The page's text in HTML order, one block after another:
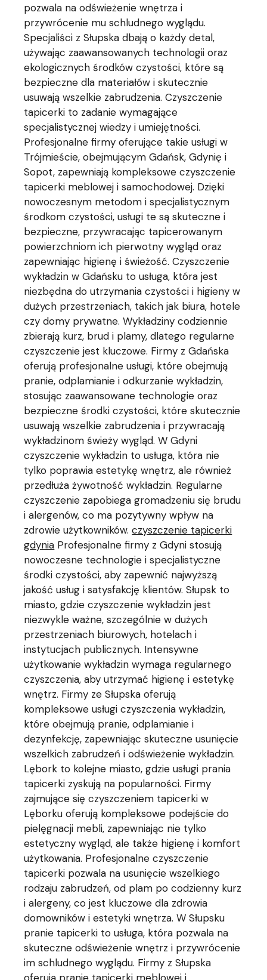
pozwala na odświeżenie wnętrza i
przywrócenie mu schludnego wyglądu.
Specjaliści z Słupska dbają o każdy detal,
używając zaawansowanych technologii oraz
ekologicznych środków czystości, które są
bezpieczne dla materiałów i skutecznie
usuwają wszelkie zabrudzenia. Czyszczenie
tapicerki to zadanie wymagające
specjalistycznej wiedzy i umiejętności.
Profesjonalne firmy oferujące takie usługi w
Trójmieście, obejmującym Gdańsk, Gdynię i
Sopot, zapewniają kompleksowe czyszczenie
tapicerki meblowej i samochodowej. Dzięki
nowoczesnym metodom i specjalistycznym
środkom czystości, usługi te są skuteczne i
bezpieczne, przywracając tapicerowanym
powierzchniom ich pierwotny wygląd oraz
zapewniając higienę i świeżość. Czyszczenie
wykładzin w Gdańsku to usługa, która jest
niezbędna do utrzymania czystości i higieny w
dużych przestrzeniach, takich jak biura, hotele
czy domy prywatne. Wykładziny codziennie
zbierają kurz, brud i plamy, dlatego regularne
czyszczenie jest kluczowe. Firmy z Gdańska
oferują profesjonalne usługi, które obejmują
pranie, odplamianie i odkurzanie wykładzin,
stosując zaawansowane technologie oraz
bezpieczne środki czystości, które skutecznie
usuwają wszelkie zabrudzenia i przywracają
wykładzinom świeży wygląd. W Gdyni
czyszczenie wykładzin to usługa, która nie
tylko poprawia estetykę wnętrz, ale również
przedłuża żywotność wykładzin. Regularne
czyszczenie zapobiega gromadzeniu się brudu
i alergenów, co ma pozytywny wpływ na
zdrowie użytkowników.czyszczenie tapicerki
gdynia Profesjonalne firmy z Gdyni stosują
nowoczesne technologie i specjalistyczne
środki czystości, aby zapewnić najwyższą
jakość usług i satysfakcję klientów. Słupsk to
miasto, gdzie czyszczenie wykładzin jest
niezwykle ważne, szczególnie w dużych
przestrzeniach biurowych, hotelach i
instytucjach publicznych. Intensywne
użytkowanie wykładzin wymaga regularnego
czyszczenia, aby utrzymać higienę i estetykę
wnętrz. Firmy ze Słupska oferują
kompleksowe usługi czyszczenia wykładzin,
które obejmują pranie, odplamianie i
dezynfekcję, zapewniając skuteczne usunięcie
wszelkich zabrudzeń i odświeżenie wykładzin.
Lębork to kolejne miasto, gdzie usługi prania
tapicerki zyskują na popularności. Firmy
zajmujące się czyszczeniem tapicerki w
Lęborku oferują kompleksowe podejście do
pielęgnacji mebli, zapewniając nie tylko
estetyczny wygląd, ale także higienę i komfort
użytkowania. Profesjonalne czyszczenie
tapicerki pozwala na usunięcie wszelkiego
rodzaju zabrudzeń, od plam po codzienny kurz
i alergeny, co jest kluczowe dla zdrowia
domowników i estetyki wnętrza. W Słupsku
pranie tapicerki to usługa, która pozwala na
skuteczne odświeżenie wnętrz i przywrócenie
im schludnego wyglądu. Firmy z Słupska